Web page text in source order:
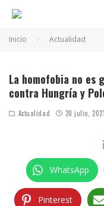
Inicio Actualidad
▲ El 19 de agosto, decenas de
La homofobia no es
contra Hungría y
Actualidad 20 julio, 2021
WhatsApp
Pinterest